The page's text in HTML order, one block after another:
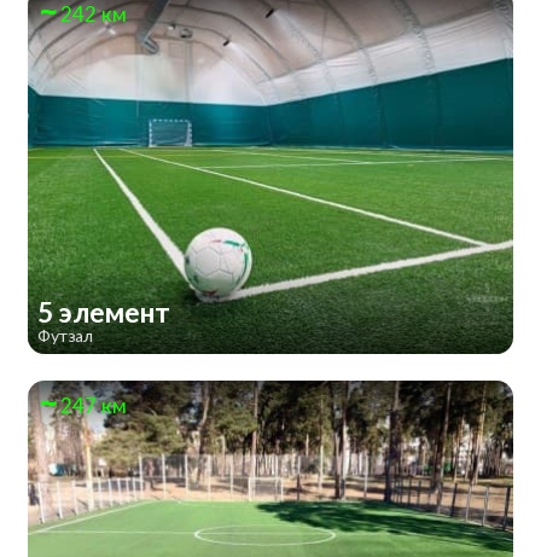
242 км
5 элемент
Футзал
247 км